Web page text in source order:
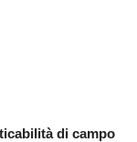
di campo